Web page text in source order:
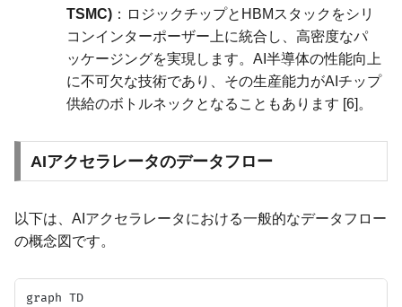
TSMC) ：ロジックチップとHBMスタックをシリ
コンインターポーザー上に統合し、高密度なパ
ッケージングを実現します。AI半導体の性能向上
に不可欠な技術であり、その生産能力がAIチップ
供給のボトルネックとなることもあります [6]。
AIアクセラレータのデータフロー
以下は、AIアクセラレータにおける一般的なデータフロー
の概念図です。
graph TD